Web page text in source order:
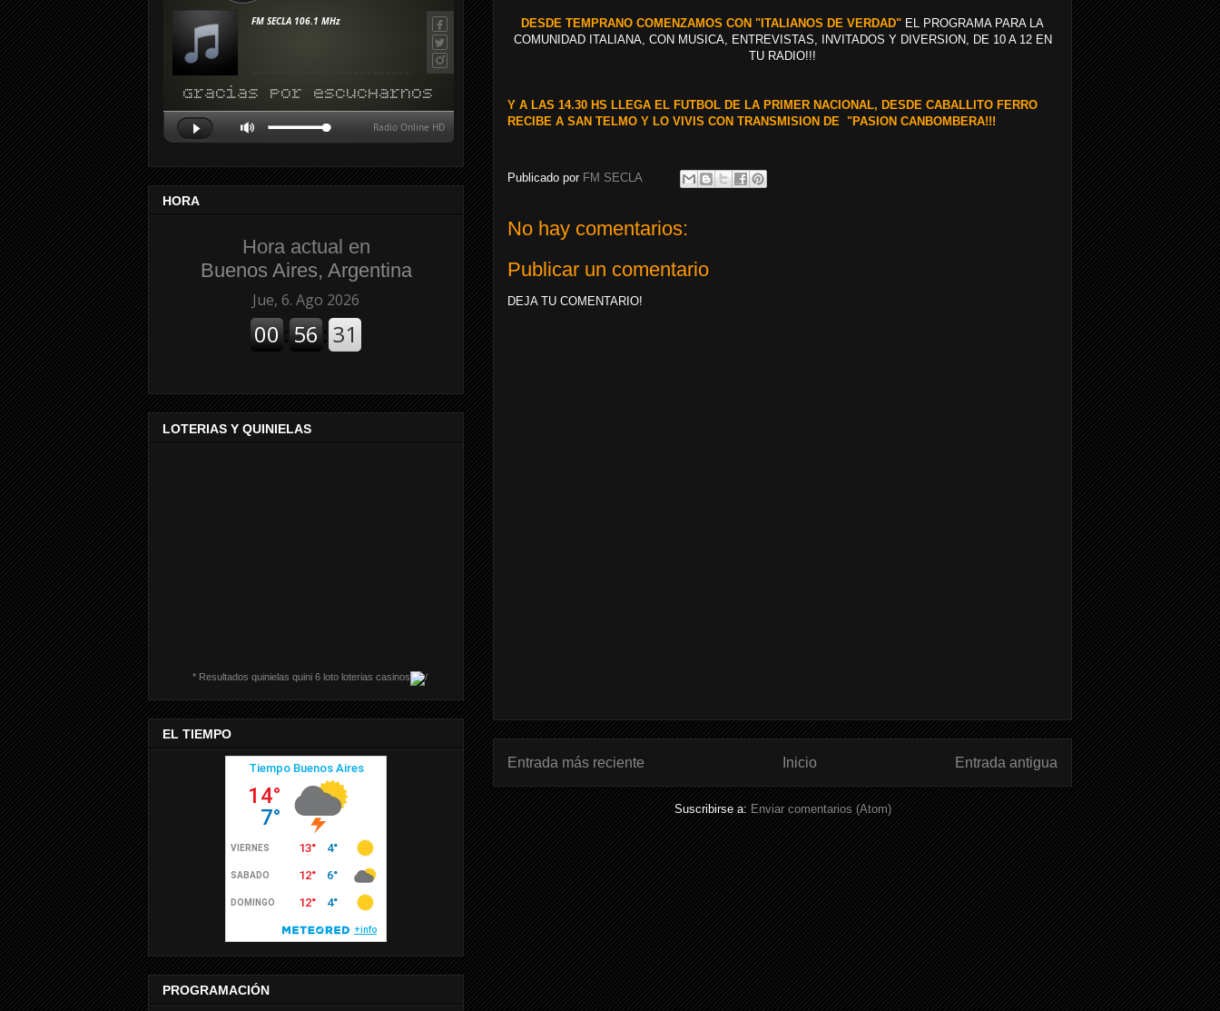
DESDE TEMPRANO COMENZAMOS CON "ITALIANOS DE VERDAD" EL PROGRAMA PARA LA
COMUNIDAD ITALIANA, CON MUSICA, ENTREVISTAS, INVITADOS Y DIVERSION, DE 10 A 12 EN
TU RADIO!!!
Y A LAS 14.30 HS LLEGA EL FUTBOL DE LA PRIMER NACIONAL, DESDE CABALLITO FERRO
RECIBE A SAN TELMO Y LO VIVIS CON TRANSMISION DE "PASION CANBOMBERA!!!
Publicado por FM SECLA
No hay comentarios:
Publicar un comentario
DEJA TU COMENTARIO!
Entrada más reciente Entrada antigua
Inicio
Suscribirse a: Enviar comentarios (Atom)
HORA
Hora actual en
Buenos Aires, Argentina
LOTERIAS Y QUINIELAS
* Resultados quinielas quini 6 loto loterias casinos
EL TIEMPO
PROGRAMACIÓN